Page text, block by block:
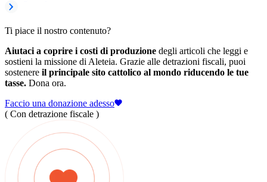
Ti piace il nostro contenuto?
Aiutaci a coprire i costi di produzione degli articoli che leggi e
sostieni la missione di Aleteia. Grazie alle detrazioni fiscali, puoi
sostenere il principale sito cattolico al mondo riducendo le tue
tasse. Dona ora.
Faccio una donazione adesso
( Con detrazione fiscale )